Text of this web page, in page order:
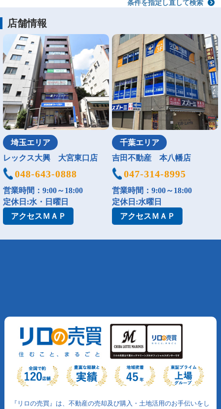
条件を指定し直して検索
店舗情報
埼玉エリア
レックス大興 大宮東口店
048-643-0888
営業時間：9:00～18:00
定休日:水・日曜日
アクセスＭＡＰ
千葉エリア
吉田不動産 本八幡店
047-314-8995
営業時間：9:00～18:00
定休日:水曜日
アクセスＭＡＰ
『リロの売買』は、不動産の売却及び購入・土地活用のお手伝いをし